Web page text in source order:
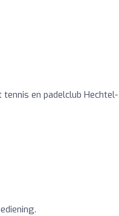
en padelclub Hechtel-